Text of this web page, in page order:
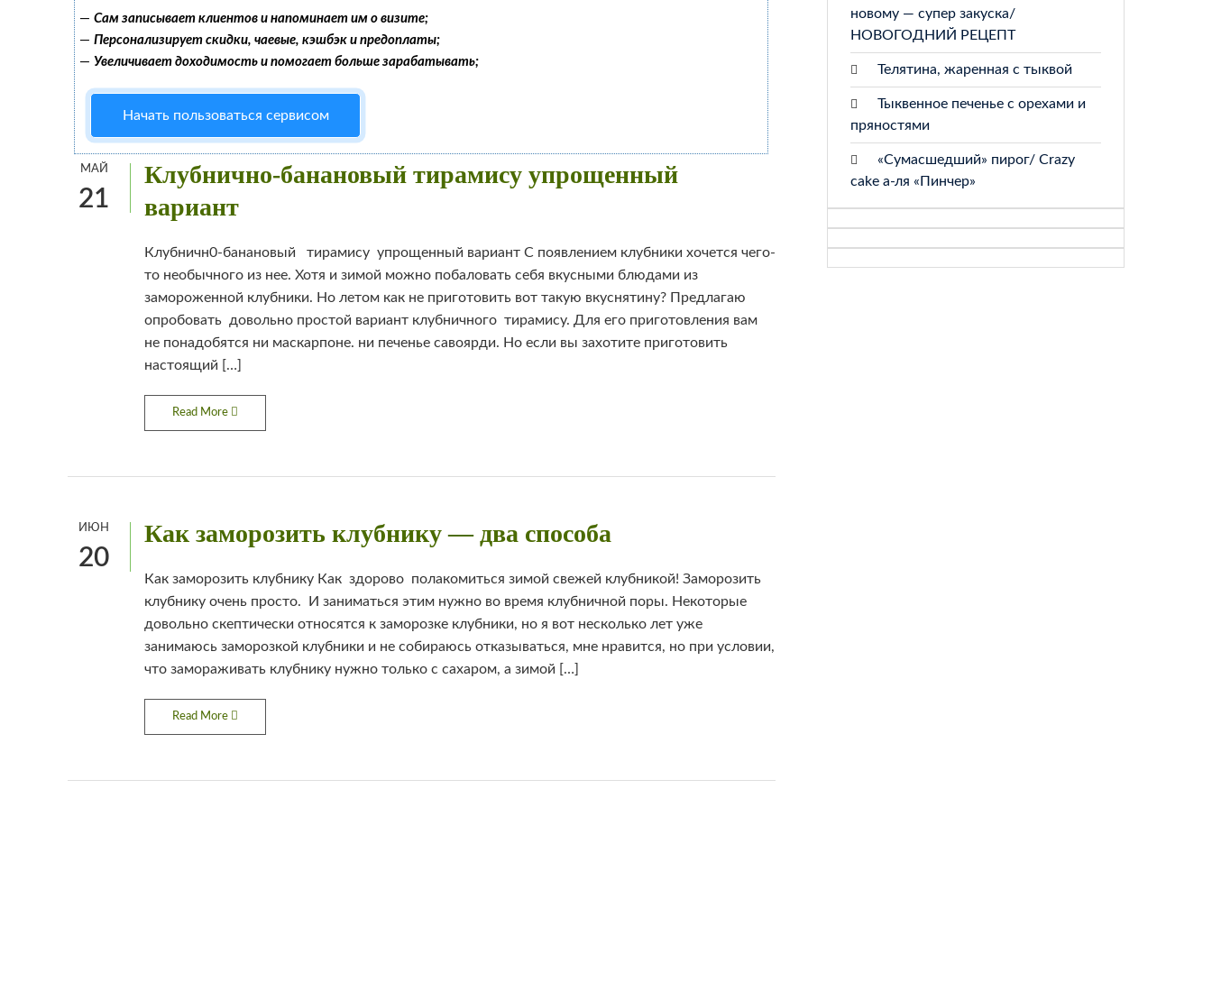
— Сам записывает клиентов и напоминает им о визите;
— Персонализирует скидки, чаевые, кэшбэк и предоплаты;
— Увеличивает доходимость и помогает больше зарабатывать;
Начать пользоваться сервисом
МАЙ
21
Клубнично-банановый тирамису упрощенный
вариант
Клубничн0-банановый тирамису упрощенный вариант С появлением клубники хочется чего-
то необычного из нее. Хотя и зимой можно побаловать себя вкусными блюдами из
замороженной клубники. Но летом как не приготовить вот такую вкуснятину? Предлагаю
опробовать довольно простой вариант клубничного тирамису. Для его приготовления вам
не понадобятся ни маскарпоне. ни печенье савоярди. Но если вы захотите приготовить
настоящий […]
Read More
ИЮН
20
Как заморозить клубнику — два способа
Как заморозить клубнику Как здорово полакомиться зимой свежей клубникой! Заморозить
клубнику очень просто. И заниматься этим нужно во время клубничной поры. Некоторые
довольно скептически относятся к заморозке клубники, но я вот несколько лет уже
занимаюсь заморозкой клубники и не собираюсь отказываться, мне нравится, но при условии,
что замораживать клубнику нужно только с сахаром, а зимой […]
Read More
новому — супер закуска/
НОВОГОДНИЙ РЕЦЕПТ
Телятина, жаренная с тыквой
Тыквенное печенье с орехами и
пряностями
«Сумасшедший» пирог/ Crazy
cake а-ля «Пинчер»